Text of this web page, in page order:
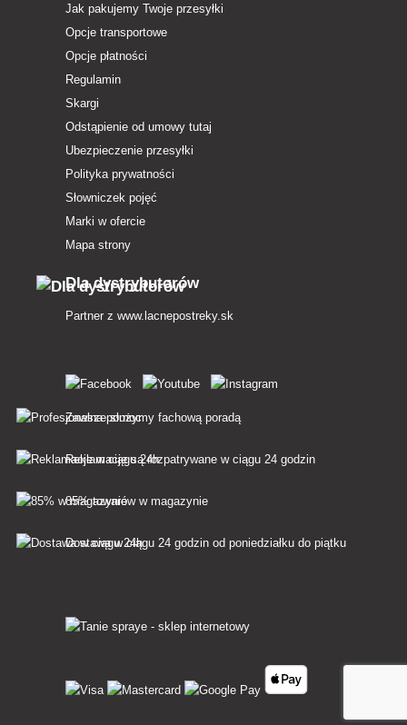
Jak pakujemy Twoje przesyłki
Opcje transportowe
Opcje płatności
Regulamin
Skargi
Odstąpienie od umowy tutaj
Ubezpieczenie przesyłki
Polityka prywatności
Słowniczek pojęć
Marki w ofercie
Mapa strony
Dla dystrybutorów
Partner z www.lacnepostreky.sk
Zawsze służymy fachową poradą
Reklamacje są rozpatrywane w ciągu 24 godzin
85% towarów w magazynie
Dostawa w ciągu 24 godzin od poniedziałku do piątku